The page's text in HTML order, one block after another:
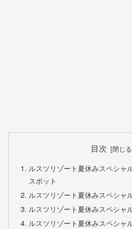
目次
ルスツリゾート夏休みスペシャ
スポット
ルスツリゾート夏休みスペシャ
ルスツリゾート夏休みスペシャ
ルスツリゾート夏休みスペシャ